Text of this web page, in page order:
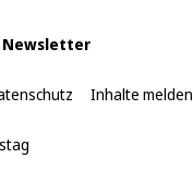
Newsletter
Inhalte melden